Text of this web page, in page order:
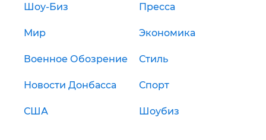
Шоу-Биз Пресса
Мир Экономика
Военное Обозрение Стиль
Новости Донбасса Спорт
США Шоубиз